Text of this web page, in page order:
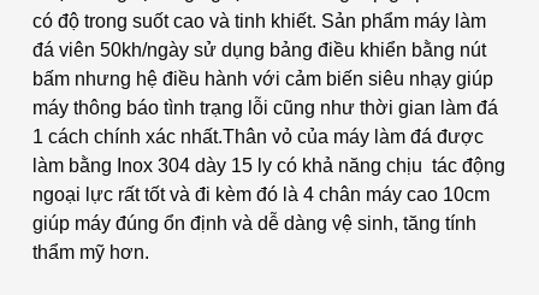
có độ trong suốt cao và tinh khiết. Sản phẩm máy làm
đá viên 50kh/ngày sử dụng bảng điều khiển bằng nút
bấm nhưng hệ điều hành với cảm biến siêu nhạy giúp
máy thông báo tình trạng lỗi cũng như thời gian làm đá
1 cách chính xác nhất.Thân vỏ của máy làm đá được
làm bằng Inox 304 dày 15 ly có khả năng chịu tác động
ngoại lực rất tốt và đi kèm đó là 4 chân máy cao 10cm
giúp máy đúng ổn định và dễ dàng vệ sinh, tăng tính
thẩm mỹ hơn.